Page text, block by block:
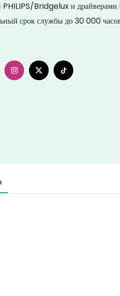
Bridgelux и драйверами
срок службы до 30 000